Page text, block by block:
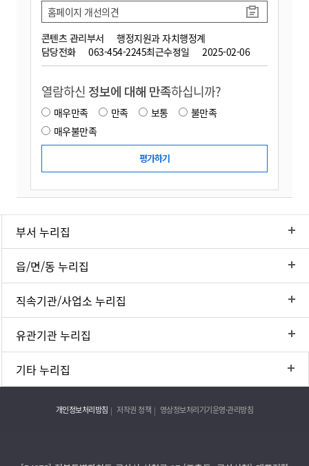
콘텐츠 관리부서
행정지원과 자치행정계
담당전화
063-454-2245최근수정일 2025-02-06
홈페이지 개선의견
열람하신 정보에 대해 만족하십니까?
매우만족 만족 보통
불만족
매우불만족
부서 누리집
읍/면/동 누리집
직속기관/사업소 누리집
유관기관 누리집
기타 누리집
개인정보처리방침 저작권 정책 영상정보처리기기운영·관리방침